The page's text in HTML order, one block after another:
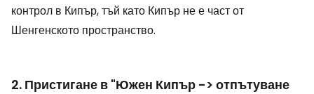
контрол в Кипър, тъй като Кипър не е част от
Шенгенското пространство.
2. Пристигане в "Южен Кипър -> отпътуване